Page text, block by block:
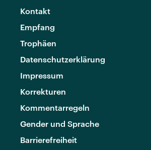
Kontakt
Empfang
Trophäen
Datenschutzerklärung
Impressum
Korrekturen
Kommentarregeln
Gender und Sprache
Barrierefreiheit